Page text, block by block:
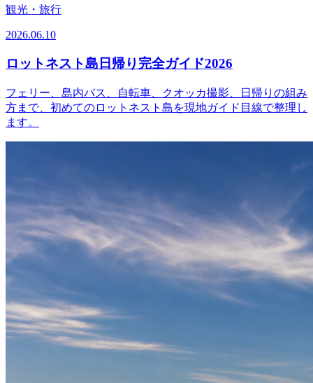
観光・旅行
2026.06.10
ロットネスト島日帰り完全ガイド2026
フェリー、島内バス、自転車、クオッカ撮影、日帰りの組み
方まで、初めてのロットネスト島を現地ガイド目線で整理し
ます。